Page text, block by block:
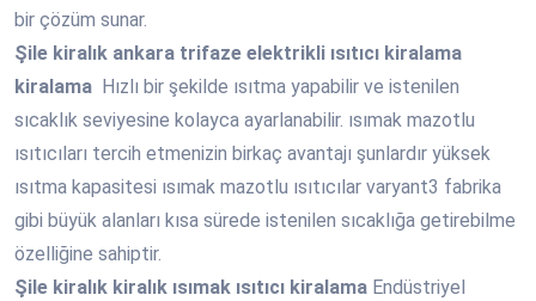
bir çözüm sunar.
Şile kiralık ankara trifaze elektrikli ısıtıcı kiralama
kiralama Hızlı bir şekilde ısıtma yapabilir ve istenilen
sıcaklık seviyesine kolayca ayarlanabilir. ısımak mazotlu
ısıtıcıları tercih etmenizin birkaç avantajı şunlardır yüksek
ısıtma kapasitesi ısımak mazotlu ısıtıcılar varyant3 fabrika
gibi büyük alanları kısa sürede istenilen sıcaklığa getirebilme
özelliğine sahiptir.
Şile kiralık kiralık ısımak ısıtıcı kiralama Endüstriyel